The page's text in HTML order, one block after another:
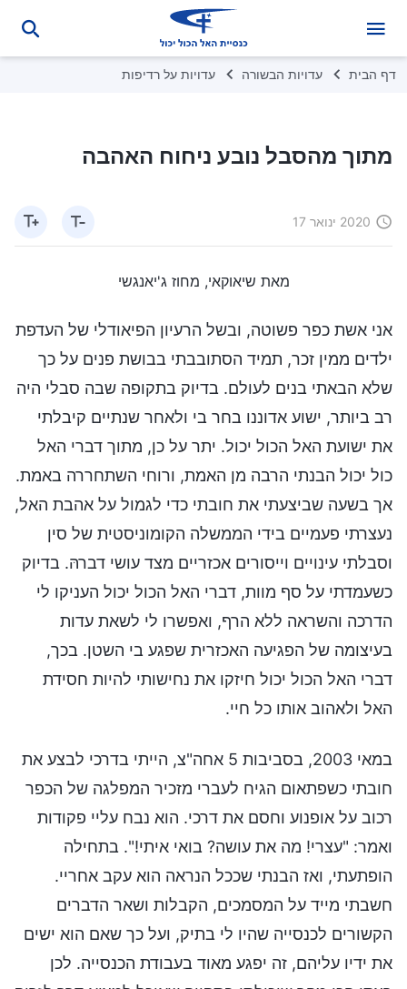
דף הבית עדויות הבשורה עדויות על רדיפות
מתוך מהסבל נובע ניחוח האהבה
2020 ינואר 17
מאת שיאוקאי, מחוז ג'יאנגשי
אני אשת כפר פשוטה, ובשל הרעיון הפיאודלי של העדפת
ילדים ממין זכר, תמיד הסתובבתי בבושת פנים על כך
שלא הבאתי בנים לעולם. בדיוק בתקופה שבה סבלי היה
רב ביותר, ישוע אדוננו בחר בי ולאחר שנתיים קיבלתי
את ישועת האל הכול יכול. יתר על כן, מתוך דברי האל
כול יכול הבנתי הרבה מן האמת, ורוחי השתחררה באמת.
אך בשעה שביצעתי את חובתי כדי לגמול על אהבת האל,
נעצרתי פעמיים בידי הממשלה הקומוניסטית של סין
וסבלתי עינויים וייסורים אכזריים מצד עושי דברהּ. בדיוק
כשעמדתי על סף מוות, דברי האל הכול יכול העניקו לי
הדרכה והשראה ללא הרף, ואפשרו לי לשאת עדות
בעיצומה של הפגיעה האכזרית שפגע בי השטן. בכך,
דברי האל הכול יכול חיזקו את נחישותי להיות חסידת
האל ולאהוב אותו כל חיי.
במאי 2003, בסביבות 5 אחה"צ, הייתי בדרכי לבצע את
חובתי כשפתאום הגיח לעברי מזכיר המפלגה של הכפר
רכוב על אופנוע וחסם את דרכי. הוא נבח עליי פקודות
ואמר: "עצרי! מה את עושה? בואי איתי!". בתחילה
הופתעתי, ואז הבנתי שככל הנראה הוא עקב אחריי.
חשבתי מייד על המסמכים, הקבלות ושאר הדברים
הקשורים לכנסייה שהיו לי בתיק, ועל כך שאם הוא ישים
את ידיו עליהם, זה יפגע מאוד בעבודת הכנסייה. לכן